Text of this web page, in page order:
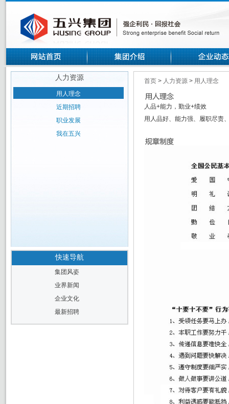
人力资源
用人理念
近期招聘
职业发展
我在五兴
快速导航
集团风姿
业界新闻
企业文化
最新招聘
首页 > 人力资源 > 用人理念
人品+能力，勤业+绩效
用人品好、能力强、履职尽责